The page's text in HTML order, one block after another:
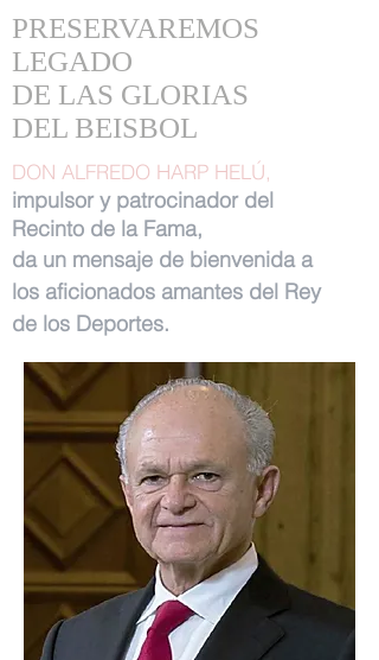
PRESERVAREMOS
LEGADO
DE LAS GLORIAS
DEL BEISBOL
DON ALFREDO HARP HELÚ,
impulsor y patrocinador del
Recinto de la Fama,
da un mensaje de bienvenida a
los aficionados amantes del Rey
de los Deportes.